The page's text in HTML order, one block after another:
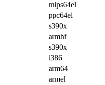
mips64el
ppc64el
s390x
armhf
s390x
i386
arm64
armel